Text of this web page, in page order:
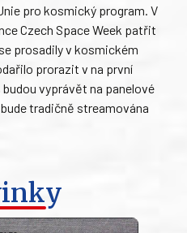
pro kosmický program. V
Czech Space Week patřit
prosadily v kosmickém
prorazit v na první
vyprávět na panelové
tradičně streamována